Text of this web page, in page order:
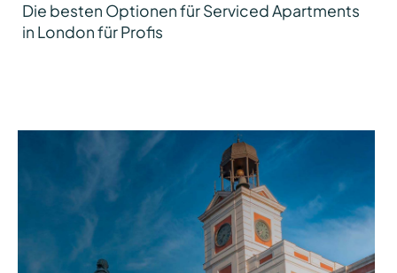
Die besten Optionen für Serviced Apartments
in London für Profis